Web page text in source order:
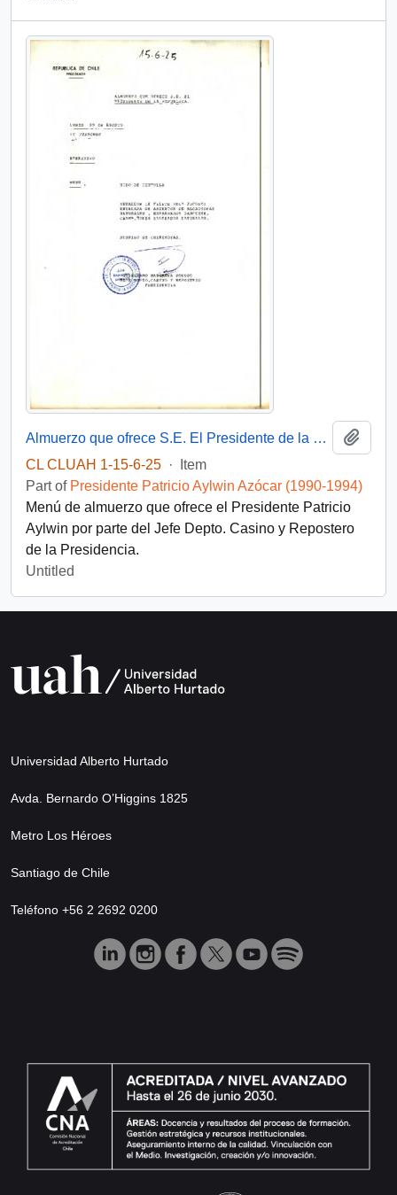
Almuerzo que ofrece S.E. El Presidente de la República
CL CLUAH 1-15-6-25 ·
Item
Part of Presidente Patricio Aylwin Azócar (1990-1994)
Menú de almuerzo que ofrece el Presidente Patricio
Aylwin por parte del Jefe Depto. Casino y Repostero
de la Presidencia.
Untitled
Universidad Alberto Hurtado
Avda. Bernardo O’Higgins 1825
Metro Los Héroes
Santiago de Chile
Teléfono +56 2 2692 0200